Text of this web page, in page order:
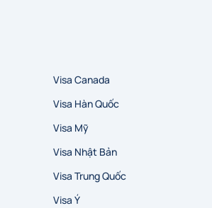
Visa Canada
Visa Hàn Quốc
Visa Mỹ
Visa Nhật Bản
Visa Trung Quốc
Visa Ý